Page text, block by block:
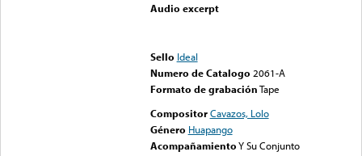
Audio excerpt
Sello Ideal
Numero de Catalogo 2061-A
Formato de grabaciónTape
Compositor Cavazos, Lolo
Género Huapango
AcompañamientoY Su Conjunto